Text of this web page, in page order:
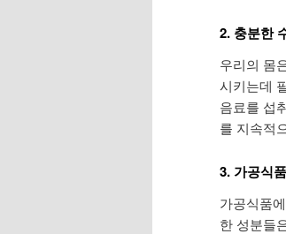
2. 충분한
우리의 몸
시키는데
음료를 섭
를 지속적
3. 가공식
가공식품
한 성분들